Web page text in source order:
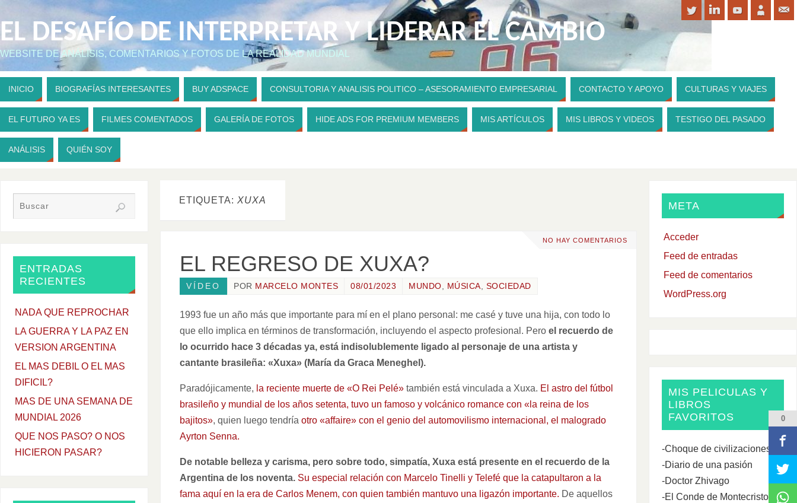
EL DESAFÍO DE INTERPRETAR Y LIDERAR EL CAMBIO
WEBSITE DE ANÁLISIS, COMENTARIOS Y FOTOS DE LA REALIDAD MUNDIAL
PARA CONTRIBUIR A MI WEBSITE
INICIO BIOGRAFÍAS INTERESANTES BUY ADSPACE CONSULTORIA Y ANALISIS POLITICO – ASESORAMIENTO EMPRESARIAL CONTACTO Y APOYO CULTURAS Y VIAJES
EL FUTURO YA ES FILMES COMENTADOS GALERÍA DE FOTOS HIDE ADS FOR PREMIUM MEMBERS MIS ARTÍCULOS MIS LIBROS Y VIDEOS TESTIGO DEL PASADO
ANÁLISIS QUIÉN SOY
ETIQUETA: XUXA
NO HAY COMENTARIOS
EL REGRESO DE XUXA?
VÍDEO POR MARCELO MONTES 08/01/2023 MUNDO, MÚSICA, SOCIEDAD
1993 fue un año más que importante para mí en el plano personal: me casé y tuve una hija, con todo lo
que ello implica en términos de transformación, incluyendo el aspecto profesional. Pero el recuerdo de
lo ocurrido hace 3 décadas ya, está indisolublemente ligado al personaje de una artista y
cantante brasileña: «Xuxa» (María da Graca Meneghel).
Paradójicamente, la reciente muerte de «O Rei Pelé» también está vinculada a Xuxa. El astro del fútbol
brasileño y mundial de los años setenta, tuvo un famoso y volcánico romance con «la reina de los
bajitos», quien luego tendría otro «affaire» con el genio del automovilismo internacional, el malogrado
Ayrton Senna.
De notable belleza y carisma, pero sobre todo, simpatía, Xuxa está presente en el recuerdo de la
Argentina de los noventa. Su especial relación con Marcelo Tinelli y Telefé que la catapultaron a la
fama aquí en la era de Carlos Menem, con quien también mantuvo una ligazón importante. De aquellos
ENTRADAS
RECIENTES
NADA QUE REPROCHAR
LA GUERRA Y LA PAZ EN
VERSION ARGENTINA
EL MAS DEBIL O EL MAS
DIFICIL?
MAS DE UNA SEMANA DE
MUNDIAL 2026
QUE NOS PASO? O NOS
HICIERON PASAR?
META
Acceder
Feed de entradas
Feed de comentarios
WordPress.org
MIS PELICULAS Y
LIBROS
FAVORITOS
-Choque de civilizaciones
-Diario de una pasión
-Doctor Zhivago
-El Conde de Montecristo
0